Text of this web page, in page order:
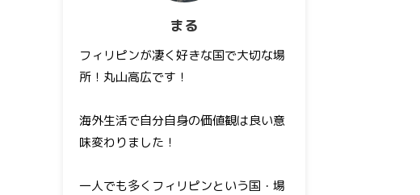
まる
フィリピンが凄く好きな国で大切な場
所！丸山高広です！
海外生活で自分自身の価値観は良い意
味変わりました！
一人でも多くフィリピンという国・場